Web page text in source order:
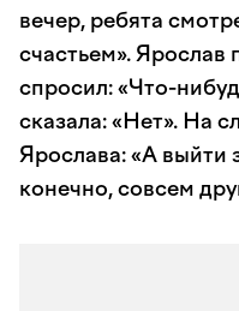
вечер, ребята
счастьем».
спросил: «Что-
сказала: «Нет». На
Ярослава: «А выйти
конечно, совсем